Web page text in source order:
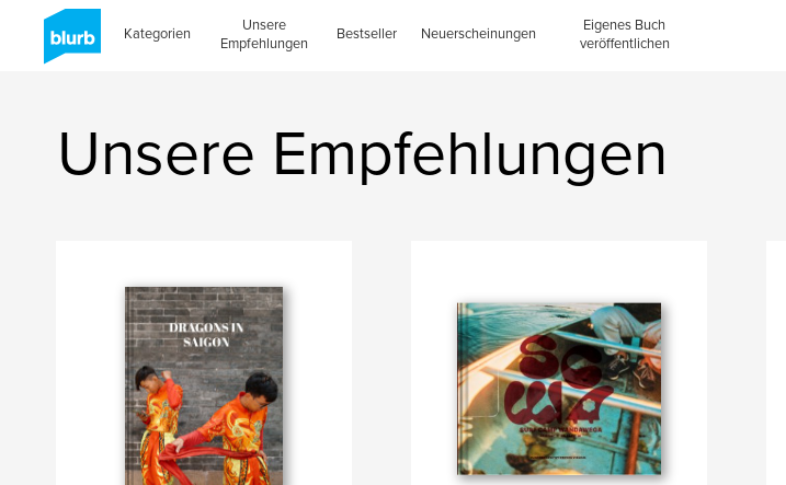
Kategorien
Unsere
Empfehlungen
Bestseller Neuerscheinungen
Eigenes Buch
veröffentlichen
Unsere Empfehlungen